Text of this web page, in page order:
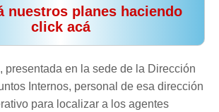
nuestros planes haciendo
click acá
presentada en la sede de la Dirección
Internos, personal de esa dirección
para localizar a los agentes